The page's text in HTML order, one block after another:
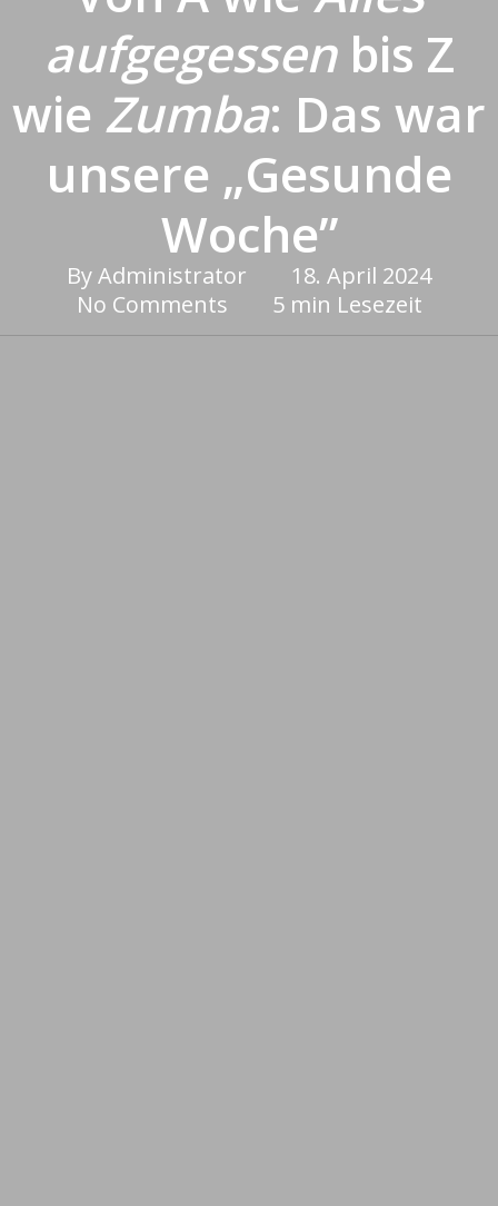
aufgegessenbis Z
wie Zumba: Das war
unsere „Gesunde
Woche”
ByAdministrator
18. April 2024
No Comments
5 min Lesezeit